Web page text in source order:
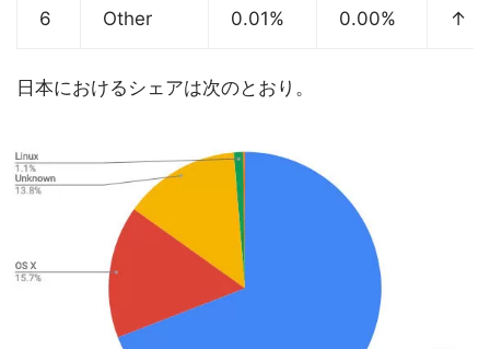
6 Other 0.01% 0.00% ↑
日本におけるシェアは次のとおり。